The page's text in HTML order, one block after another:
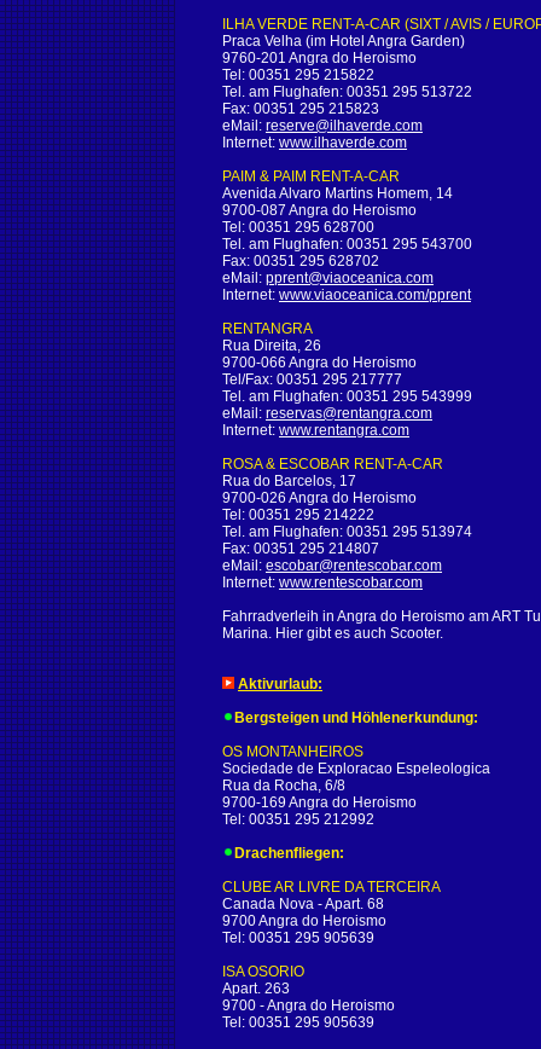
ILHA VERDE RENT-A-CAR (SIXT / AVIS /
Praca Velha (im Hotel Angra Garden)
9760-201 Angra do Heroismo
Tel: 00351 295 215822
Tel. am Flughafen: 00351 295 513722
Fax: 00351 295 215823
eMail: reserve@ilhaverde.com
Internet: www.ilhaverde.com
PAIM & PAIM RENT-A-CAR
Avenida Alvaro Martins Homem, 14
9700-087 Angra do Heroismo
Tel: 00351 295 628700
Tel. am Flughafen: 00351 295 543700
Fax: 00351 295 628702
eMail: pprent@viaoceanica.com
Internet: www.viaoceanica.com/pprent
RENTANGRA
Rua Direita, 26
9700-066 Angra do Heroismo
Tel/Fax: 00351 295 217777
Tel. am Flughafen: 00351 295 543999
eMail: reservas@rentangra.com
Internet: www.rentangra.com
ROSA & ESCOBAR RENT-A-CAR
Rua do Barcelos, 17
9700-026 Angra do Heroismo
Tel: 00351 295 214222
Tel. am Flughafen: 00351 295 513974
Fax: 00351 295 214807
eMail: escobar@rentescobar.com
Internet: www.rentescobar.com
Fahrradverleih in Angra do Heroismo am ART
Marina. Hier gibt es auch Scooter.
Aktivurlaub:
Bergsteigen und Höhlenerkundung:
OS MONTANHEIROS
Sociedade de Exploracao Espeleologica
Rua da Rocha, 6/8
9700-169 Angra do Heroismo
Tel: 00351 295 212992
Drachenfliegen:
CLUBE AR LIVRE DA TERCEIRA
Canada Nova - Apart. 68
9700 Angra do Heroismo
Tel: 00351 295 905639
ISA OSORIO
Apart. 263
9700 - Angra do Heroismo
Tel: 00351 295 905639